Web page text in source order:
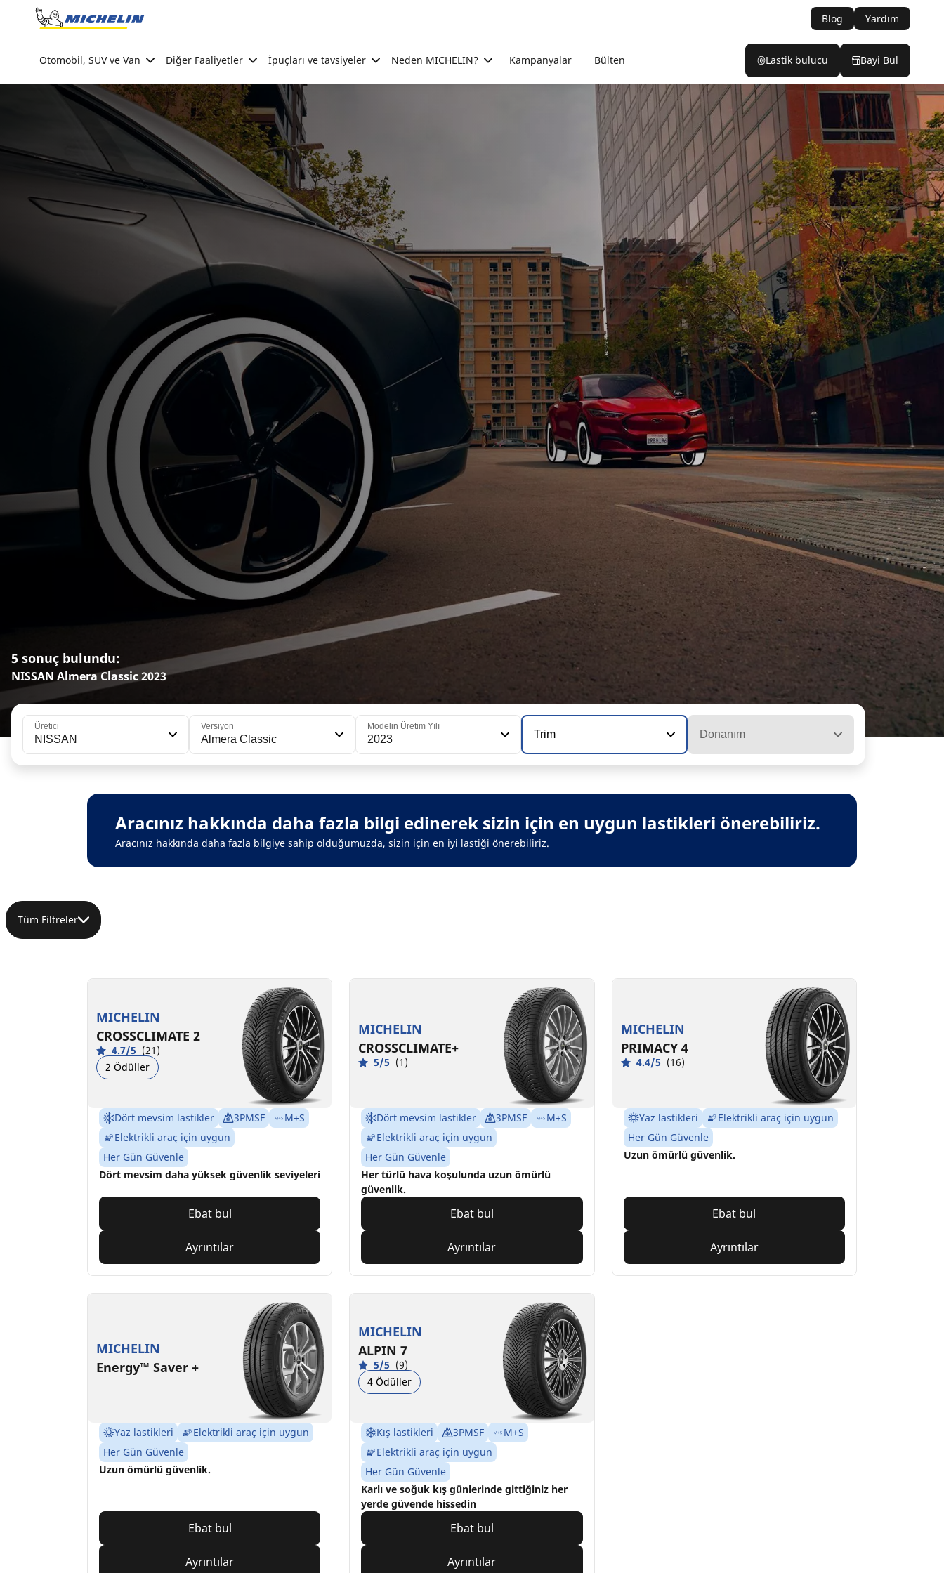
Go to page content
Blog Yardım
Otomobil, SUV ve Van Diğer Faaliyetler İpuçları ve tavsiyeler Neden MICHELIN? Kampanyalar Bülten Lastik bulucu Bayi Bul
5 sonuç bulundu:
NISSAN Almera Classic 2023
Üretici
NISSAN
Versiyon
Almera Classic
Modelin Üretim Yılı
2023 Trim Donanım
Aracınız hakkında daha fazla bilgi edinerek sizin için en uygun lastikleri önerebiliriz.
Aracınız hakkında daha fazla bilgiye sahip olduğumuzda, sizin için en iyi lastiği önerebiliriz.
Tüm Filtreler
MICHELIN
CROSSCLIMATE 2
4.7/5 (21)
2 Ödüller
Dört mevsim lastikler 3PMSF
M+S
Elektrikli araç için uygun
Her Gün Güvenle
Dört mevsim daha yüksek güvenlik seviyeleri
Ebat bul
Ayrıntılar
MICHELIN
CROSSCLIMATE+
5/5 (1)
Dört mevsim lastikler 3PMSF
M+S
Elektrikli araç için uygun
Her Gün Güvenle
Her türlü hava koşulunda uzun ömürlü
güvenlik.
Ebat bul
Ayrıntılar
MICHELIN
PRIMACY 4
4.4/5 (16)
Yaz lastikleri
Elektrikli araç için uygun
Her Gün Güvenle
Uzun ömürlü güvenlik.
Ebat bul
Ayrıntılar
MICHELIN
Energy™ Saver +
Yaz lastikleri
Elektrikli araç için uygun
Her Gün Güvenle
Uzun ömürlü güvenlik.
Ebat bul
Ayrıntılar
MICHELIN
ALPIN 7
5/5 (9)
4 Ödüller
Kış lastikleri 3PMSF
M+S
Elektrikli araç için uygun
Her Gün Güvenle
Karlı ve soğuk kış günlerinde gittiğiniz her
yerde güvende hissedin
Ebat bul
Ayrıntılar